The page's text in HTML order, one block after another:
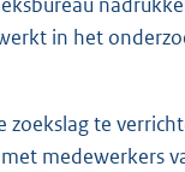
in het
te
medewerkers